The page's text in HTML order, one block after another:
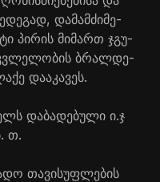
და­მამ­ძი­მე­
პი­რის მი­მართ ჯგუ­
ბრალ­დე­
და­ა­კა­ვეს.
და­ბა­დე­ბუ­ლი ი.ჯ
თ.
თა­ვი­სუფ­ლე­ბის